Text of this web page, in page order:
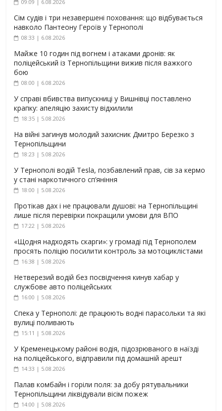
09:09 | 6.08.2026
Сім судів і три незавершені поховання: що відбувається
навколо Пантеону Героїв у Тернополі
08:33 | 6.08.2026
Майже 10 годин під вогнем і атаками дронів: як
поліцейський із Тернопільщини вижив після важкого
бою
08:00 | 6.08.2026
У справі вбивства випускниці у Вишнівці поставлено
крапку: апеляцію захисту відхилили
18:35 | 5.08.2026
На війні загинув молодий захисник Дмитро Березко з
Тернопільщини
18:23 | 5.08.2026
У Тернополі водій Tesla, позбавлений прав, сів за кермо
у стані наркотичного сп’яніння
18:00 | 5.08.2026
Протікав дах і не працювали душові: на Тернопільщині
лише після перевірки покращили умови для ВПО
17:22 | 5.08.2026
«Щодня надходять скарги»: у громаді під Тернополем
просять поліцію посилити контроль за мотоциклістами
16:38 | 5.08.2026
Нетверезий водій без посвідчення кинув хабар у
службове авто поліцейських
16:00 | 5.08.2026
Спека у Тернополі: де працюють водні парасольки та які
вулиці поливають
15:11 | 5.08.2026
У Кременецькому районі водія, підозрюваного в наїзді
на поліцейського, відправили під домашній арешт
14:33 | 5.08.2026
Палав комбайн і горіли поля: за добу рятувальники
Тернопільщини ліквідували вісім пожеж
14:00 | 5.08.2026